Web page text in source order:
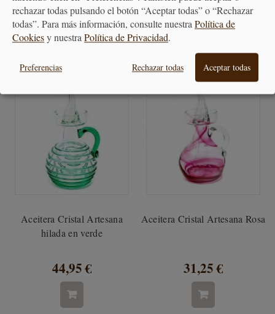
38,90 € 36,55 €
Aceitera Cristal Artesana
hilada en verde
44,95 €
Aceitera Cristal Artesana Rosa
31,25 €
rechazar todas pulsando el botón “Aceptar todas” o “Rechazar
todas”. Para más información, consulte nuestra Política de
Cookiesy nuestra Política de Privacidad.
Preferencias Rechazar todas Aceptar todas